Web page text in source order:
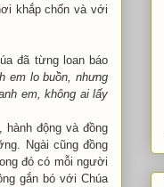
khắp chốn và với
đã từng loan báo
em lo buồn, nhưng
em, không ai lấy
động và đồng
Ngài cũng đồng
đó có mỗi người
gắn bó với Chúa